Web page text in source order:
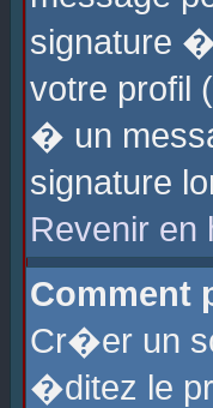
signature
votre profil
� un
signature
Revenir en
Comment
Cr�er un
�ditez le